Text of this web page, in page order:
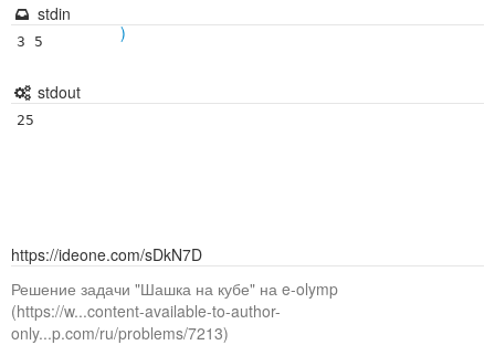
)
stdin
3 5
stdout
25
https://ideone.com/sDkN7D
Решение задачи "Шашка на кубе" на e-olymp
(https://w...content-available-to-author-
only...p.com/ru/problems/7213)